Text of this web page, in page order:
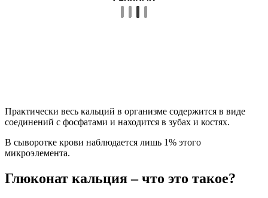
Практически весь кальций в организме содержится в виде
соединений с фосфатами и находится в зубах и костях.
В сыворотке крови наблюдается лишь 1% этого
микроэлемента.
Глюконат кальция – что это такое?